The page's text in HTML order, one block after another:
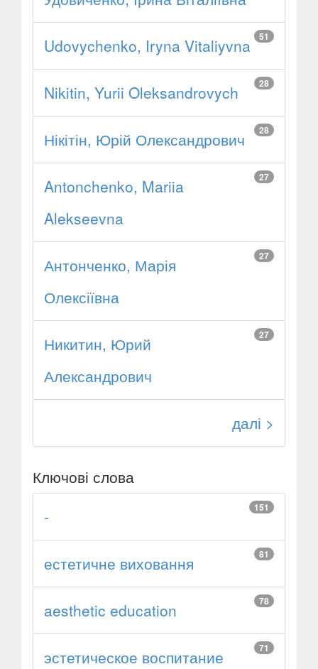
51
Udovychenko, Iryna Vitaliyvna
28
Nikitin, Yurii Oleksandrovych
28
Нікітін, Юрій Олександрович
27
Antonchenko, Mariia
Alekseevna
27
Антонченко, Марія
Олексіївна
27
Никитин, Юрий
Александрович
далі >
Ключові слова
151
-
81
естетичне виховання
78
aesthetic education
71
эстетическое воспитание